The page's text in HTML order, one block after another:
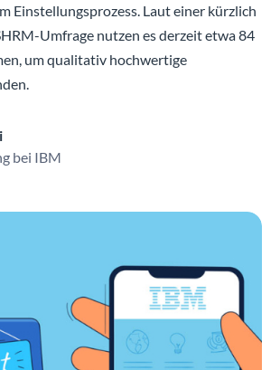
Einstellungsprozess. Laut einer kürzlich
Umfrage nutzen es derzeit etwa 84
um qualitativ hochwertige
bei IBM